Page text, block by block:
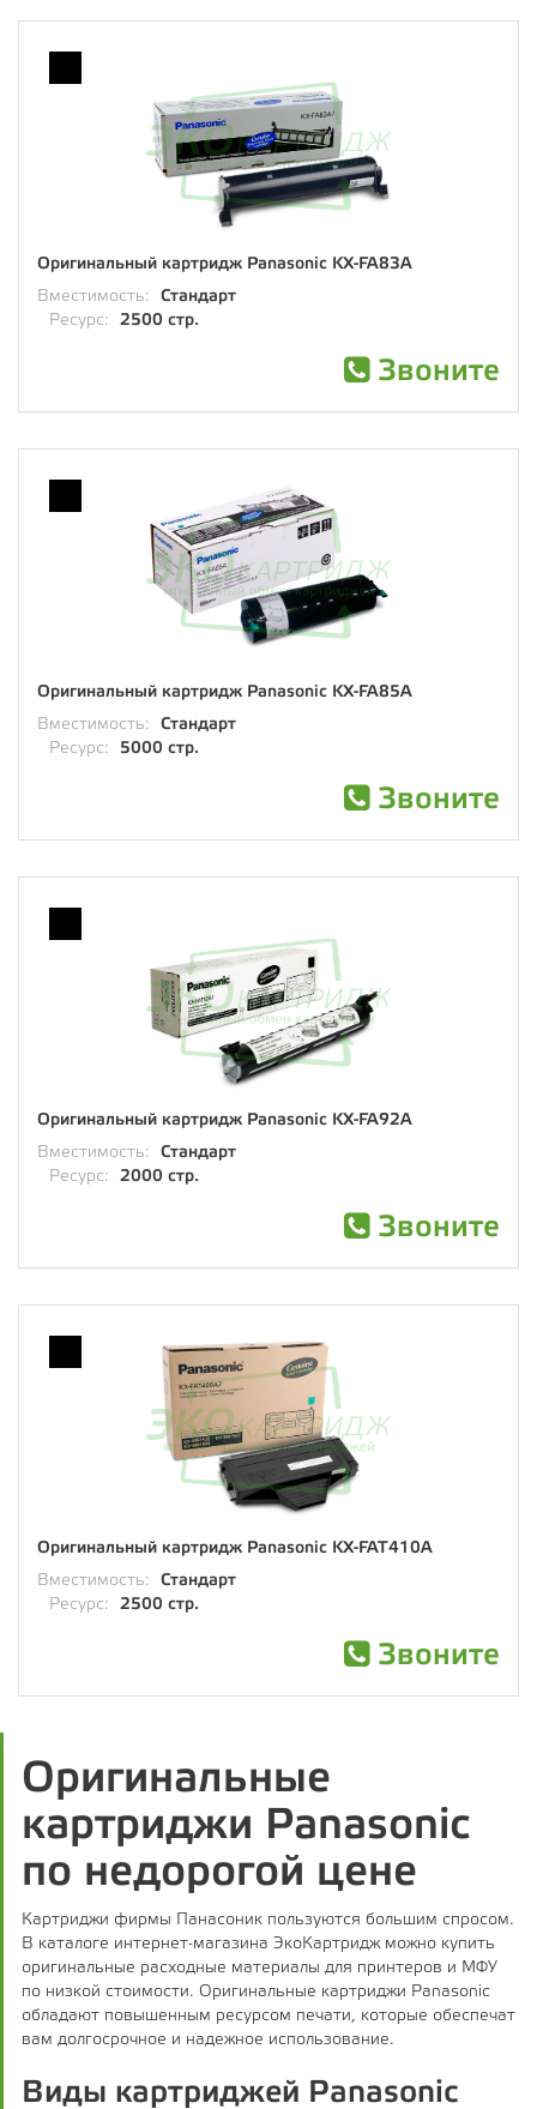
Оригинальные
картриджи Panasonic
по недорогой цене
Картриджи фирмы Панасоник пользуются большим спросом.
В каталоге интернет-магазина ЭкоКартридж можно купить
оригинальные расходные материалы для принтеров и МФУ
по низкой стоимости. Оригинальные картриджи Panasonic
обладают повышенным ресурсом печати, которые обеспечат
вам долгосрочное и надежное использование.
Виды картриджей Panasonic
Оригинальный картридж Panasonic KX-FA83A
Вместимость:
Стандарт
Ресурс:
2500 стр.
Звоните
Оригинальный картридж Panasonic KX-FA85A
Вместимость:
Стандарт
Ресурс:
5000 стр.
Звоните
Оригинальный картридж Panasonic KX-FA92A
Вместимость:
Стандарт
Ресурс:
2000 стр.
Звоните
Оригинальный картридж Panasonic KX-FAT410A
Вместимость:
Стандарт
Ресурс:
2500 стр.
Звоните